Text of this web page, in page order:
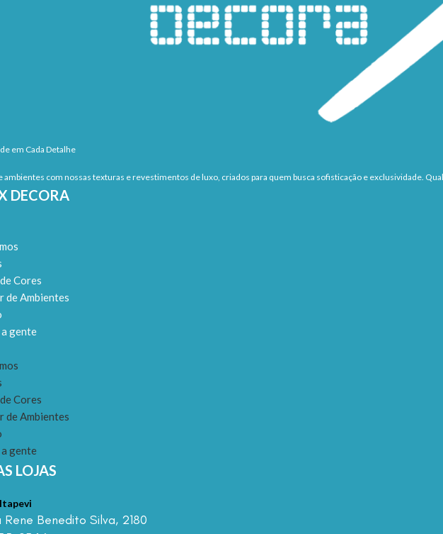
em Cada Detalhe
ambientes com nossas texturas e revestimentos de luxo, criados para quem busca sofisticação e exclusividade.
DECORA
Cores
de Ambientes
gente
Cores
de Ambientes
gente
LOJAS
Rene Benedito Silva, 2180